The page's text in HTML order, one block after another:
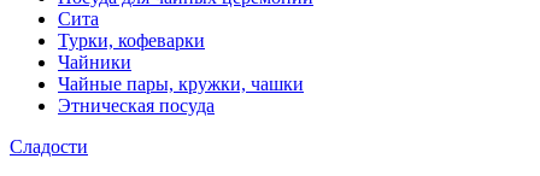
Сита
Турки, кофеварки
Чайники
Чайные пары, кружки, чашки
Этническая посуда
Сладости